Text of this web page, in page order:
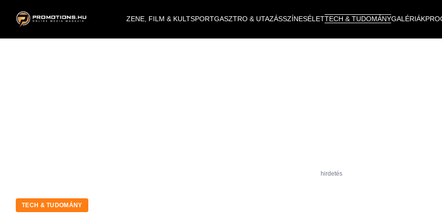
ZENE, FILM & KULTSPORTGASZTRO & UTAZÁSSZÍNESÉLETTECH & TUDOMÁNYGALÉRIÁK
hirdetés
TECH & TUDOMÁNY